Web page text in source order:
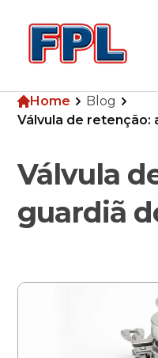
Home
Empresa
Blog
Home
Blog
Válvula de retenção:
Válvula
guardiã